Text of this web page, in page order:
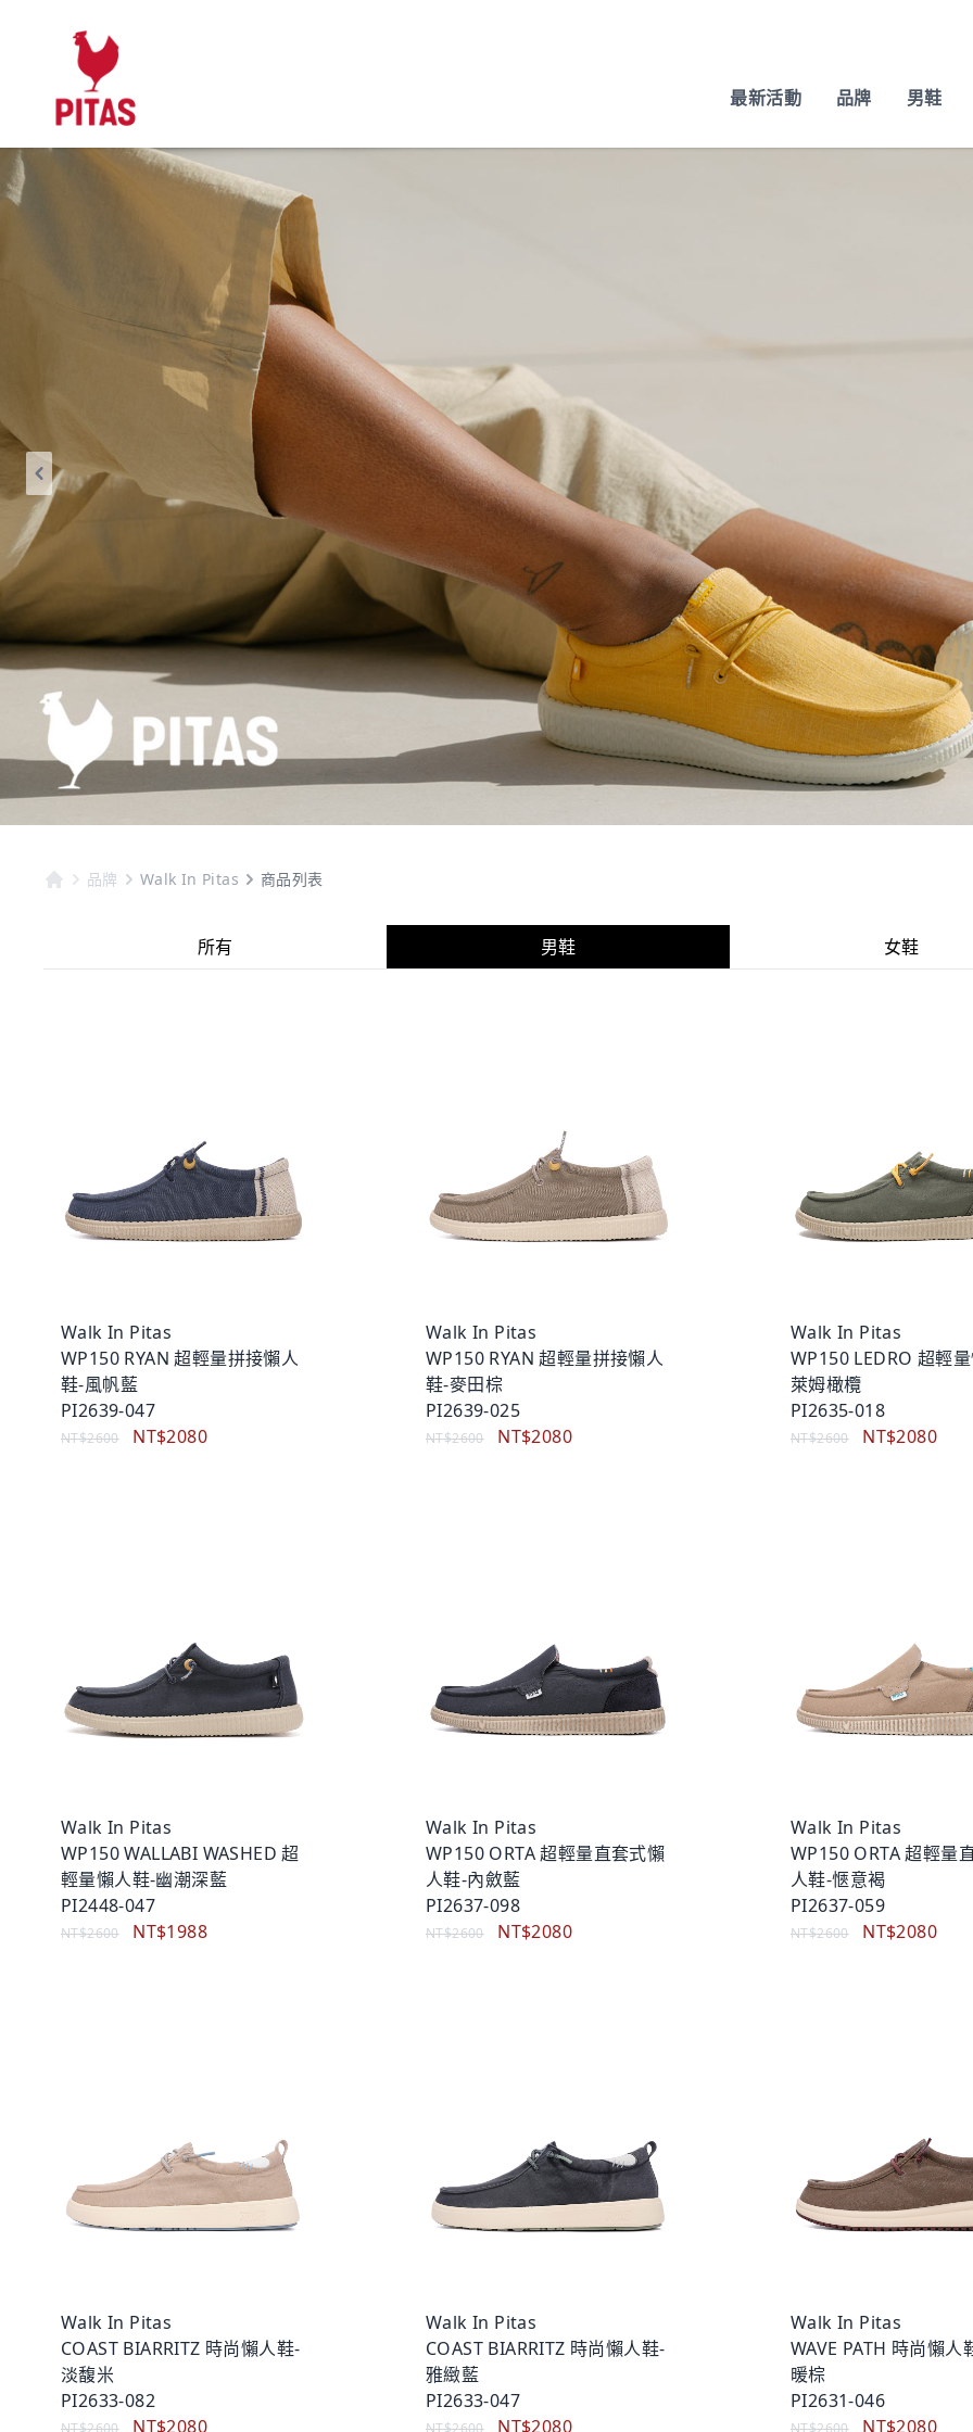
最新活動 品牌 男鞋
品牌 Walk In Pitas 商品列表
所有 男鞋 女鞋
Walk In Pitas
WP150 RYAN 超輕量拼接懶人
鞋-風帆藍
PI2639-047
NT$2600 NT$2080
Walk In Pitas
WP150 RYAN 超輕量拼接懶人
鞋-麥田棕
PI2639-025
NT$2600 NT$2080
Walk In Pitas
WP150 LEDRO 超輕
萊姆橄欖
PI2635-018
NT$2600 NT$2080
Walk In Pitas
WP150 WALLABI WASHED 超
輕量懶人鞋-幽潮深藍
PI2448-047
NT$2600 NT$1988
Walk In Pitas
WP150 ORTA 超輕量直套式懶
人鞋-內斂藍
PI2637-098
NT$2600 NT$2080
Walk In Pitas
WP150 ORTA 超輕量
人鞋-愜意褐
PI2637-059
NT$2600 NT$2080
Walk In Pitas
COAST BIARRITZ 時尚懶人鞋-
淡馥米
PI2633-082
NT$2600 NT$2080
Walk In Pitas
COAST BIARRITZ 時尚懶人鞋-
雅緻藍
PI2633-047
NT$2600 NT$2080
Walk In Pitas
WAVE PATH 時尚懶人
暖棕
PI2631-046
NT$2600 NT$2080